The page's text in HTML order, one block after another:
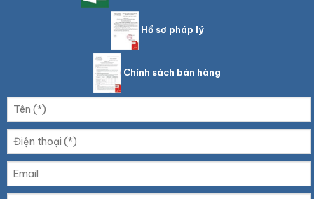
Hồ sơ pháp lý
Chính sách bán hàng